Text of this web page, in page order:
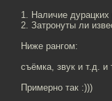
1. Наличие
2. Затронуты ли
Ниже рангом:
съёмка, звук и т.д. и
Примерно так :)))